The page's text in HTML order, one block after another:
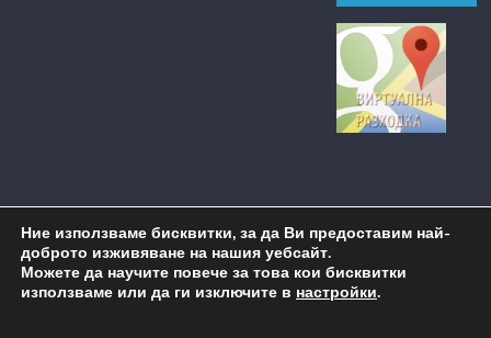
Copyright © 2026ОУ "Пейо Крачолов Яворов" Бургас
Ние използваме бисквитки, за да Ви предоставим най-
доброто изживяване на нашия уебсайт.
Можете да научите повече за това кои бисквитки
използваме или да ги изключите в настройки.